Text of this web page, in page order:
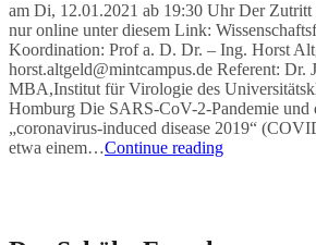
am Di, 12.01.2021 ab 19:30 Uhr Der Zutritt
nur online unter diesem Link:
Koordination: Prof a. D. Dr. – Ing. Horst
horst.altgeld@mintcampus.de Referent: Dr.
MBA,Institut für Virologie des
Homburg Die SARS-CoV-2-Pandemie und
„coronavirus-induced disease 2019“
etwa einem…Continue readingImpfungen